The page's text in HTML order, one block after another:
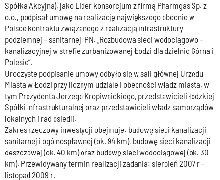
Spółka Akcyjna), jako Lider konsorcjum z firmą Pharmgas Sp. z
o.o., podpisał umowę na realizację największego obecnie w
Polsce kontraktu związanego z realizacją infrastruktury
podziemnej – sanitarnej, PN. „Rozbudowa sieci wodociągowo –
kanalizacyjnej w strefie zurbanizowanej Łodzi dla dzielnic Górna i
Polesie”.
Uroczyste podpisanie umowy odbyło się w sali głównej Urzędu
Miasta w Łodzi przy licznym udziale i obecności władz miasta, w
tym Prezydenta Jerzego Kropiwnickiego, przedstawicieli łódzkiej
Spółki Infrastrukturalnej oraz przedstawicieli władz samorządów
lokalnych i rad osiedli.
Zakres rzeczowy inwestycji obejmuje: budowę sieci kanalizacji
sanitarnej i ogólnospławnej (ok. 94 km), budowę sieci kanalizacji
deszczowej (ok. 40 km) oraz budowę sieci wodociągowej (ok. 30
km). Przewidywany termin realizacji zadania: sierpień 2007 r –
listopad 2009 r.